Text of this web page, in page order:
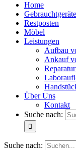
Home
Gebrauchtgeräte
Restposten
Möbel
Leistungen
Aufbau
Ankauf
Über Uns
Kontakt
Suche nach:
Suche nach: